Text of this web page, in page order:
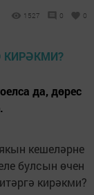
1527 0 0
да, дөрес
кешеләрне
булсын өчен
кирәкми?